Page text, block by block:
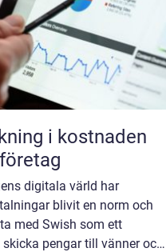
i kostnaden
digitala värld har
blivit en norm och
med Swish som ett
pengar till vänner och